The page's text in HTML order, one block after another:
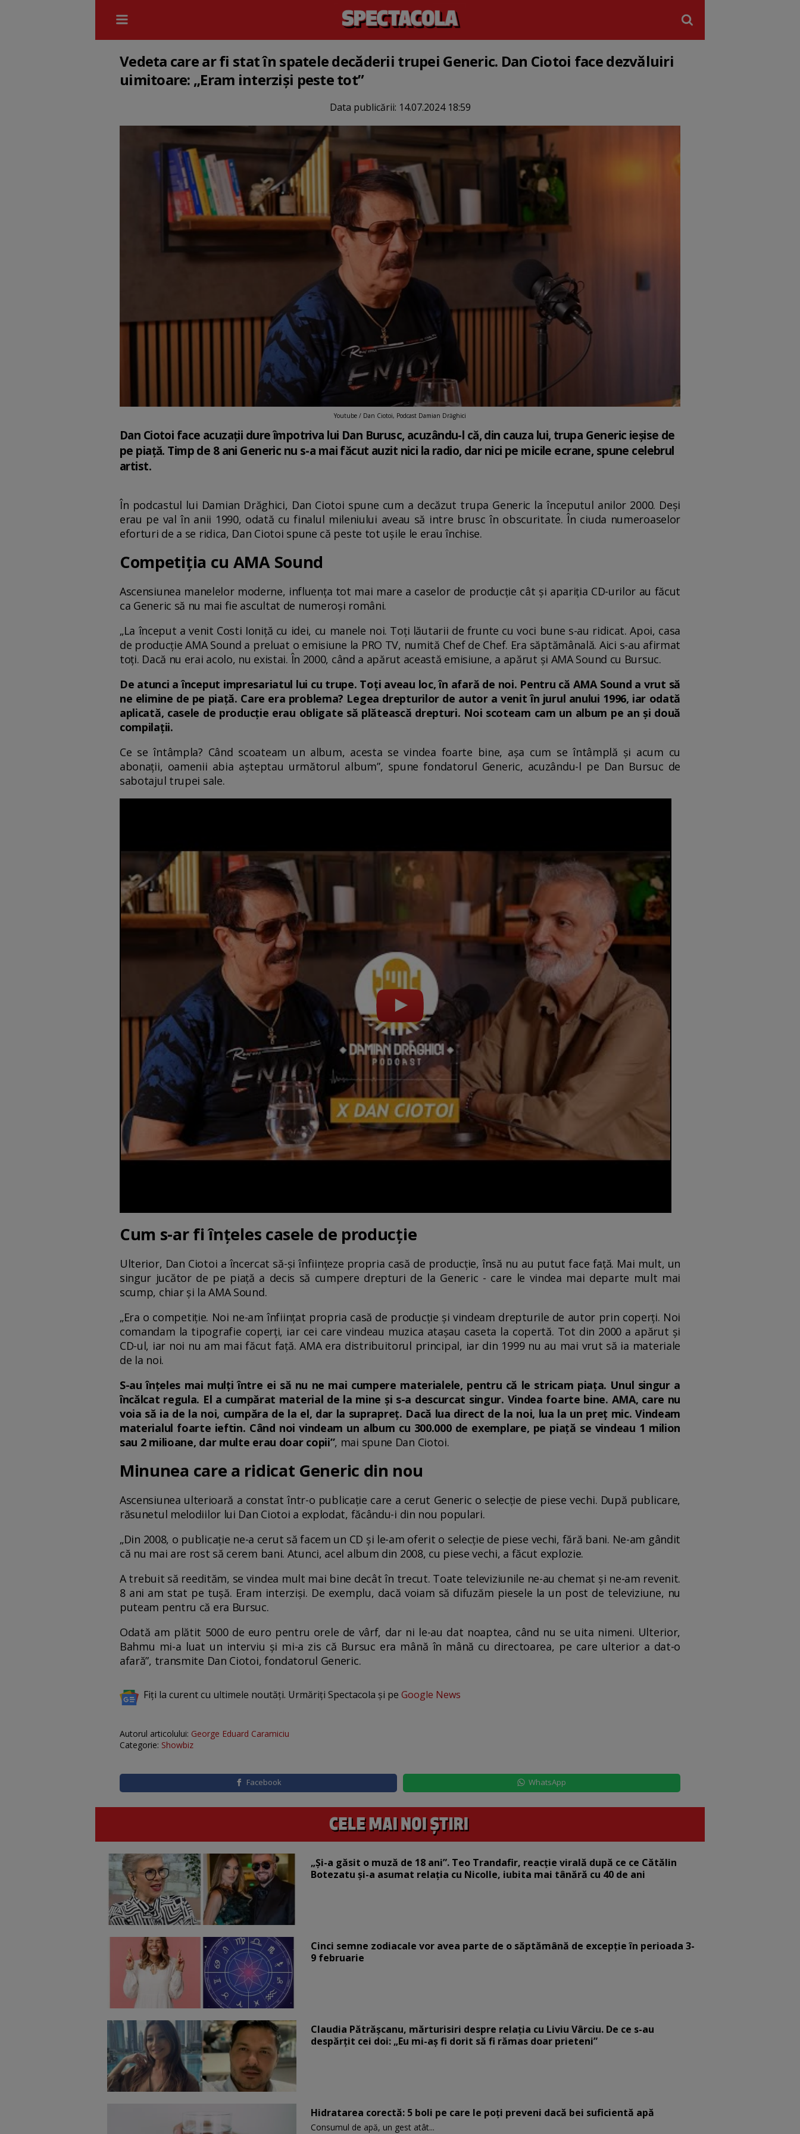
Vedeta care ar fi stat în spatele decăderii trupei Generic. Dan Ciotoi face dezvăluiri
uimitoare: „Eram interziși peste tot”
Data publicării: 14.07.2024 18:59
Youtube / Dan Ciotoi, Podcast Damian Drăghici
Dan Ciotoi face acuzații dure împotriva lui Dan Burusc, acuzându-l că, din cauza lui, trupa Generic ieșise de
pe piață. Timp de 8 ani Generic nu s-a mai făcut auzit nici la radio, dar nici pe micile ecrane, spune celebrul
artist.
În podcastul lui Damian Drăghici, Dan Ciotoi spune cum a decăzut trupa Generic la începutul anilor 2000. Deși
erau pe val în anii 1990, odată cu finalul mileniului aveau să intre brusc în obscuritate. În ciuda numeroaselor
eforturi de a se ridica, Dan Ciotoi spune că peste tot ușile le erau închise.
Competiția cu AMA Sound
Ascensiunea manelelor moderne, influența tot mai mare a caselor de producție cât și apariția CD-urilor au făcut
ca Generic să nu mai fie ascultat de numeroși români.
„La început a venit Costi Ioniță cu idei, cu manele noi. Toți lăutarii de frunte cu voci bune s-au ridicat. Apoi, casa
de producție AMA Sound a preluat o emisiune la PRO TV, numită Chef de Chef. Era săptămânală. Aici s-au afirmat
toți. Dacă nu erai acolo, nu existai. În 2000, când a apărut această emisiune, a apărut și AMA Sound cu Bursuc.
De atunci a început impresariatul lui cu trupe. Toți aveau loc, în afară de noi. Pentru că AMA Sound a vrut să
ne elimine de pe piață. Care era problema? Legea drepturilor de autor a venit în jurul anului 1996, iar odată
aplicată, casele de producție erau obligate să plătească drepturi. Noi scoteam cam un album pe an și două
compilații.
Ce se întâmpla? Când scoateam un album, acesta se vindea foarte bine, așa cum se întâmplă și acum cu
abonații, oamenii abia așteptau următorul album”, spune fondatorul Generic, acuzându-l pe Dan Bursuc de
sabotajul trupei sale.
Cum s-ar fi înțeles casele de producție
Ulterior, Dan Ciotoi a încercat să-și înființeze propria casă de producție, însă nu au putut face față. Mai mult, un
singur jucător de pe piață a decis să cumpere drepturi de la Generic - care le vindea mai departe mult mai
scump, chiar și la AMA Sound.
„Era o competiție. Noi ne-am înființat propria casă de producție și vindeam drepturile de autor prin coperți. Noi
comandam la tipografie coperți, iar cei care vindeau muzica atașau caseta la copertă. Tot din 2000 a apărut și
CD-ul, iar noi nu am mai făcut față. AMA era distribuitorul principal, iar din 1999 nu au mai vrut să ia materiale
de la noi.
S-au înțeles mai mulți între ei să nu ne mai cumpere materialele, pentru că le stricam piața. Unul singur a
încălcat regula. El a cumpărat material de la mine și s-a descurcat singur. Vindea foarte bine. AMA, care nu
voia să ia de la noi, cumpăra de la el, dar la suprapreț. Dacă lua direct de la noi, lua la un preț mic. Vindeam
materialul foarte ieftin. Când noi vindeam un album cu 300.000 de exemplare, pe piață se vindeau 1 milion
sau 2 milioane, dar multe erau doar copii”, mai spune Dan Ciotoi.
Minunea care a ridicat Generic din nou
Ascensiunea ulterioară a constat într-o publicație care a cerut Generic o selecție de piese vechi. După publicare,
răsunetul melodiilor lui Dan Ciotoi a explodat, făcându-i din nou populari.
„Din 2008, o publicație ne-a cerut să facem un CD și le-am oferit o selecție de piese vechi, fără bani. Ne-am gândit
că nu mai are rost să cerem bani. Atunci, acel album din 2008, cu piese vechi, a făcut explozie.
A trebuit să reedităm, se vindea mult mai bine decât în trecut. Toate televiziunile ne-au chemat și ne-am revenit.
8 ani am stat pe tușă. Eram interziși. De exemplu, dacă voiam să difuzăm piesele la un post de televiziune, nu
puteam pentru că era Bursuc.
Odată am plătit 5000 de euro pentru orele de vârf, dar ni le-au dat noaptea, când nu se uita nimeni. Ulterior,
Bahmu mi-a luat un interviu și mi-a zis că Bursuc era mână în mână cu directoarea, pe care ulterior a dat-o
afară”, transmite Dan Ciotoi, fondatorul Generic.
Fiți la curent cu ultimele noutăți. Urmăriți Spectacola și pe Google News
Autorul articolului: George Eduard Caramiciu
Categorie: Showbiz
Facebook WhatsApp
„Și-a găsit o muză de 18 ani”. Teo Trandafir, reacție virală după ce ce Cătălin
Botezatu și-a asumat relația cu Nicolle, iubita mai tânără cu 40 de ani
Cinci semne zodiacale vor avea parte de o săptămână de excepție în perioada 3-
9 februarie
Claudia Pătrășcanu, mărturisiri despre relația cu Liviu Vârciu. De ce s-au
despărțit cei doi: „Eu mi-aș fi dorit să fi rămas doar prieteni”
Hidratarea corectă: 5 boli pe care le poți preveni dacă bei suficientă apă
Consumul de apă, un gest atât...